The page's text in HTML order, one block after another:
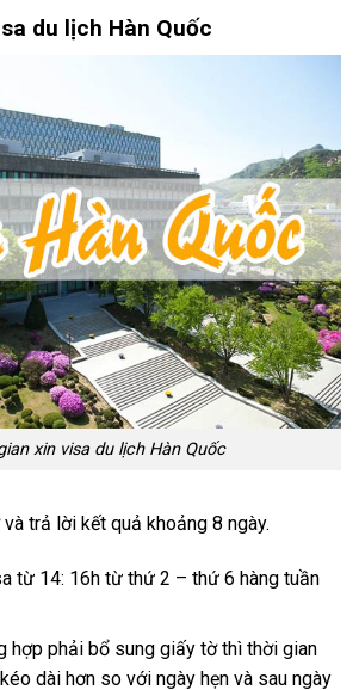
du lịch Hàn Quốc
xin visa du lịch Hàn Quốc
trả lời kết quả khoảng 8 ngày.
từ 14: 16h từ thứ 2 – thứ 6 hàng tuần
hợp phải bổ sung giấy tờ thì thời gian
dài hơn so với ngày hẹn và sau ngày